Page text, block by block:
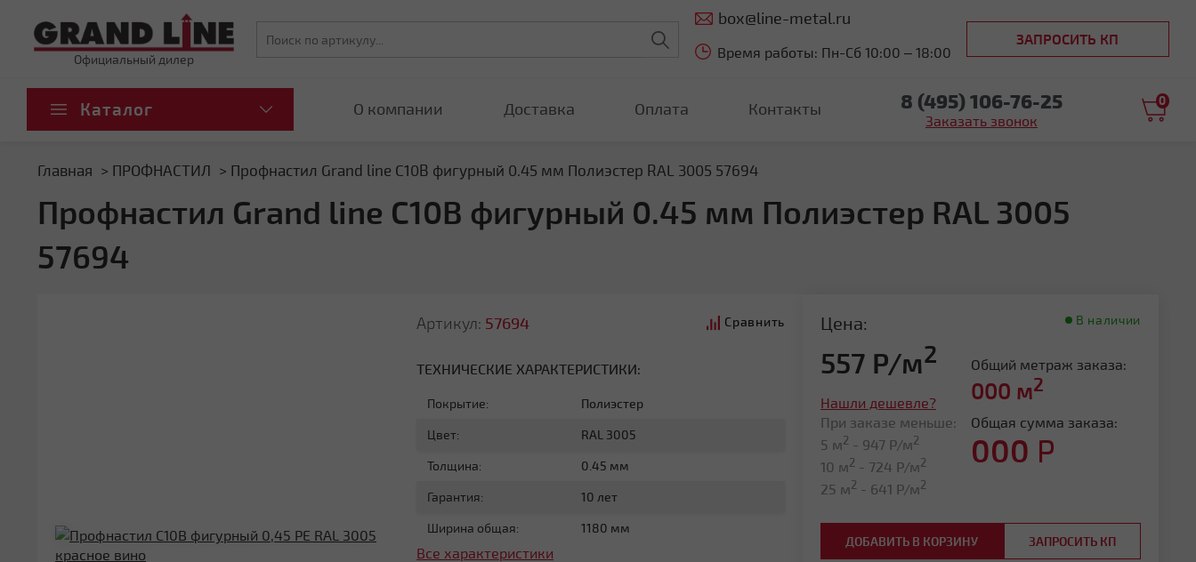
Официальный дилер
box@line-metal.ru
Время работы: Пн-Сб 10:00 – 18:00
ЗАПРОСИТЬ КП
Каталог О компании Доставка Оплата Контакты 8 (495) 106-76-25
Заказать звонок
0
Главная ПРОФНАСТИЛ Профнастил Grand line С10B фигурный 0.45 мм Полиэстер RAL 3005 57694
Профнастил Grand line С10B фигурный 0.45 мм Полиэстер RAL 3005
57694
Артикул: 57694 Сравнить
ТЕХНИЧЕСКИЕ ХАРАКТЕРИСТИКИ:
Покрытие: Полиэстер
Цвет: RAL 3005
Толщина: 0.45 мм
Гарантия: 10 лет
Ширина общая: 1180 мм
Все характеристики
Цена:
557 Р/м2
Нашли дешевле?
При заказе меньше:
5 м2 - 947 Р/м2
10 м2 - 724 Р/м2
25 м2 - 641 Р/м2
В наличии
Общий метраж заказа:
000 м2
Общая сумма заказа:
000 Р
ДОБАВИТЬ В КОРЗИНУ ЗАПРОСИТЬ КП